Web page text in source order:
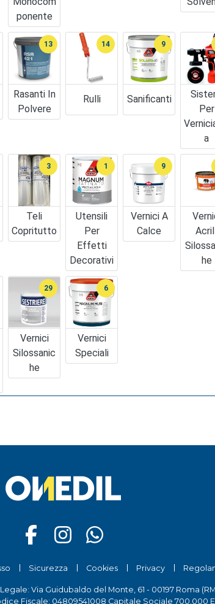
Ponente
Rasanti In
Polvere
13
Rulli
14
Sanificanti
9
Per
A
Teli
Copritutto
3
Utensili
Per
Effetti
Decorativi
1
Vernici A
Calce
9
He
Vernici
Silossanic
He
29
Vernici
Speciali
6
Sicurezza Cookies Privacy
Via Guidubaldo del Monte, 61 - 00197 Roma
Fiscale: 04809541008 Capitale Sociale 700.000